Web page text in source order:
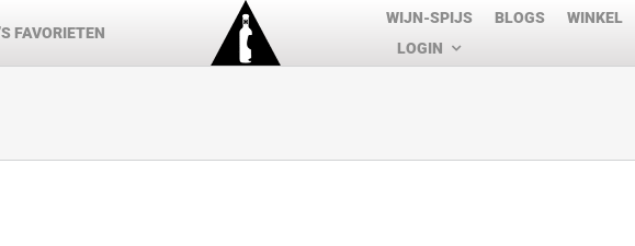
FAVORIETEN
WIJN-SPIJS BLOGS WINKEL
LOGIN